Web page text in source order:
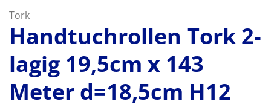
Tork
Handtuchrollen Tork 2-
lagig 19,5cm x 143
Meter d=18,5cm H12